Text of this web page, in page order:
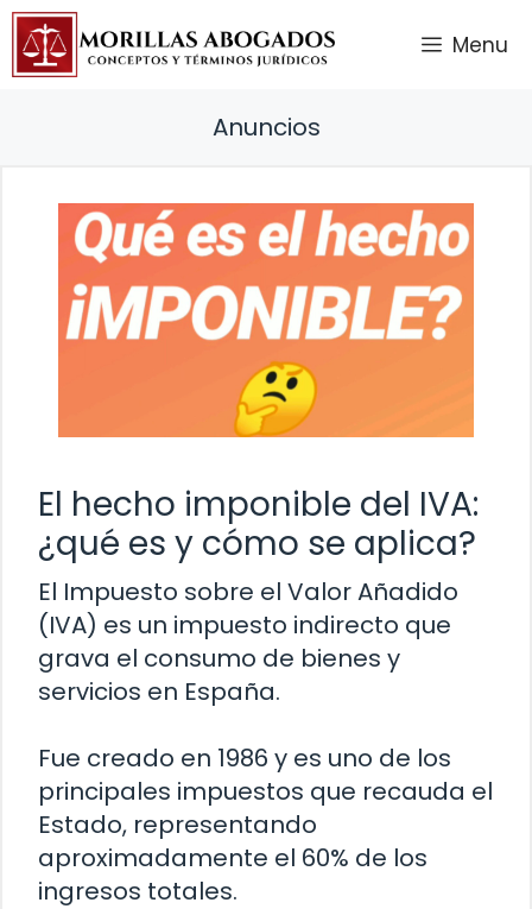
Saltar
contenido
Menu
Anuncios
El hecho imponible del IVA:
¿qué es y cómo se aplica?
El Impuesto sobre el Valor Añadido
(IVA) es un impuesto indirecto que
grava el consumo de bienes y
servicios en España.
Fue creado en 1986 y es uno de los
principales impuestos que recauda el
Estado, representando
aproximadamente el 60% de los
ingresos totales.